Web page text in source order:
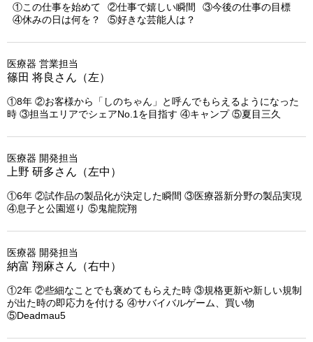
①この仕事を始めて ②仕事で嬉しい瞬間
③今後の仕事の目標
④休みの日は何を？
⑤好きな芸能人は？
医療器 営業担当
篠田 将良さん（左）
①8年 ②お客様から「しのちゃん」と呼んでもらえるようになった
時 ③担当エリアでシェアNo.1を目指す ④キャンプ ⑤夏目三久
医療器 開発担当
上野 研多さん（左中）
①6年 ②試作品の製品化が決定した瞬間 ③医療器新分野の製品実現
④息子と公園巡り ⑤鬼龍院翔
医療器 開発担当
納富 翔麻さん（右中）
①2年 ②些細なことでも褒めてもらえた時 ③規格更新や新しい規制
が出た時の即応力を付ける ④サバイバルゲーム、買い物
⑤Deadmau5